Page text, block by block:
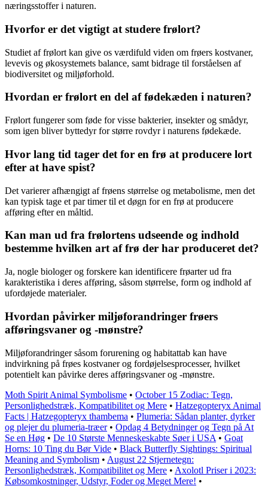
næringsstoffer i naturen.
Hvorfor er det vigtigt at studere frølort?
Studiet af frølort kan give os værdifuld viden om frøers kostvaner,
levevis og økosystemets balance, samt bidrage til forståelsen af
biodiversitet og miljøforhold.
Hvordan er frølort en del af fødekæden i naturen?
Frølort fungerer som føde for visse bakterier, insekter og smådyr,
som igen bliver byttedyr for større rovdyr i naturens fødekæde.
Hvor lang tid tager det for en frø at producere lort
efter at have spist?
Det varierer afhængigt af frøens størrelse og metabolisme, men det
kan typisk tage et par timer til et døgn for en frø at producere
afføring efter en måltid.
Kan man ud fra frølortens udseende og indhold
bestemme hvilken art af frø der har produceret det?
Ja, nogle biologer og forskere kan identificere frøarter ud fra
karakteristika i deres afføring, såsom størrelse, form og indhold af
ufordøjede materialer.
Hvordan påvirker miljøforandringer frøers
afføringsvaner og -mønstre?
Miljøforandringer såsom forurening og habitattab kan have
indvirkning på frøes kostvaner og fordøjelsesprocesser, hvilket
potentielt kan påvirke deres afføringsvaner og -mønstre.
Moth Spirit Animal Symbolisme • October 15 Zodiac: Tegn,
Personlighedstræk, Kompatibilitet og Mere • Hatzegopteryx Animal
Facts | Hatzegopteryx thambema • Plumeria: Sådan planter, dyrker
og plejer du plumeria-træer• Opdag 4 Betydninger og Tegn på At
Se en Høg • De 10 Største Menneskeskabte Søer i USA • Goat
Horns: 10 Ting du Bør Vide • Black Butterfly Sightings: Spiritual
Meaning and Symbolism • August 22 Stjernetegn:
Personlighedstræk, Kompatibilitet og Mere • Axolotl Priser i 2023:
Købsomkostninger, Udstyr, Foder og Meget Mere! •